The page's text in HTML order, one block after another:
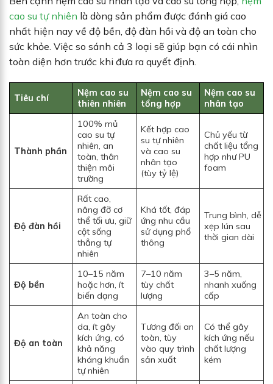
cao su tự nhiên là dòng sản phẩm được đánh giá cao
nhất hiện nay về độ bền, độ đàn hồi và độ an toàn cho
sức khỏe. Việc so sánh cả 3 loại sẽ giúp bạn có cái nhìn
toàn diện hơn trước khi đưa ra quyết định.
Tiêu chí
Nệm cao su
thiên nhiên
Nệm cao su
tổng hợp
Nệm cao su
nhân tạo
Thành phần
100% mủ
cao su tự
nhiên, an
toàn, thân
thiện môi
trường
Kết hợp cao
su tự nhiên
và cao su
nhân tạo
(tùy tỷ lệ)
Chủ yếu từ
chất liệu tổng
hợp như PU
foam
Độ đàn hồi
Rất cao,
nâng đỡ cơ
thể tối ưu, giữ
cột sống
thẳng tự
nhiên
Khá tốt, đáp
ứng nhu cầu
sử dụng phổ
thông
Trung bình, dễ
xẹp lún sau
thời gian dài
Độ bền
10–15 năm
hoặc hơn, ít
biến dạng
7–10 năm
tùy chất
lượng
3–5 năm,
nhanh xuống
cấp
Độ an toàn
An toàn cho
da, ít gây
kích ứng, có
khả năng
kháng khuẩn
tự nhiên
Tương đối an
toàn, tùy
vào quy trình
sản xuất
Có thể gây
kích ứng nếu
chất lượng
kém